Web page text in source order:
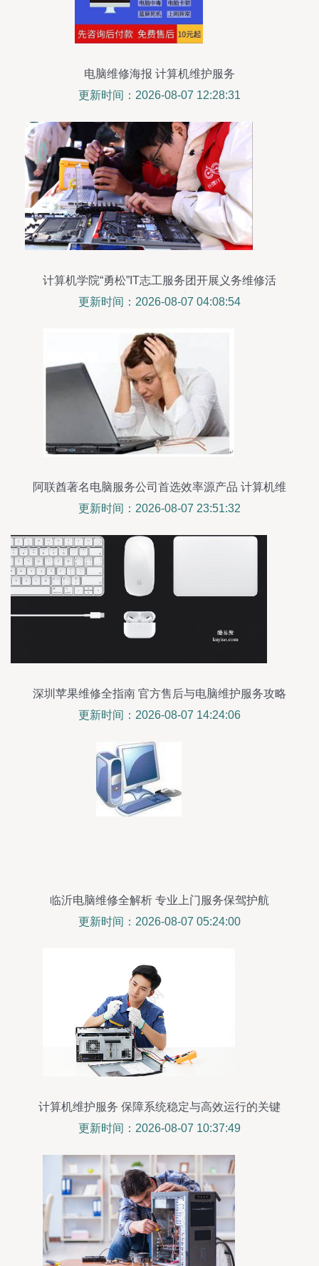
电脑维修海报 计算机维护服务
更新时间：2026-08-07 12:28:31
计算机学院“勇松”IT志工服务团开展义务维修活
动，践行计算机维护服务
更新时间：2026-08-07 04:08:54
阿联酋著名电脑服务公司首选效率源产品 计算机维
护服务
更新时间：2026-08-07 23:51:32
深圳苹果维修全指南 官方售后与电脑维护服务攻略
更新时间：2026-08-07 14:24:06
临沂电脑维修全解析 专业上门服务保驾护航
更新时间：2026-08-07 05:24:00
计算机维护服务 保障系统稳定与高效运行的关键
更新时间：2026-08-07 10:37:49